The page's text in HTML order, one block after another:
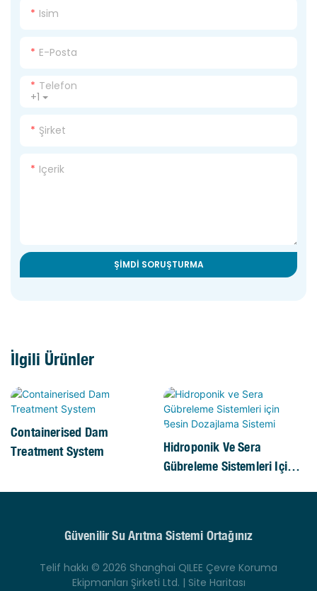
Isim
E-Posta
+1
Telefon
Şirket
Içerik
ŞIMDI SORUŞTURMA
İlgili Ürünler
Containerised Dam
Treatment System
Hidroponik Ve Sera
Gübreleme Sistemleri Için
Güvenilir Su Arıtma Sistemi Ortağınız
Telif hakkı © 2026 Shanghai QILEE Çevre Koruma
Ekipmanları Şirketi Ltd. | Site Haritası